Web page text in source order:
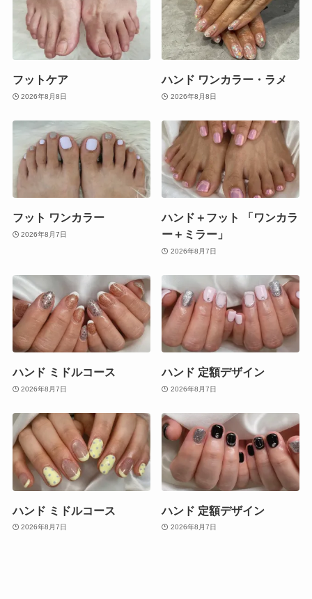
フットケア
2026年8月8日
ハンド ワンカラー・ラメ
2026年8月8日
フット ワンカラー
2026年8月7日
ハンド＋フット 「ワンカラ
ー＋ミラー」
2026年8月7日
ハンド ミドルコース
2026年8月7日
ハンド 定額デザイン
2026年8月7日
ハンド ミドルコース
2026年8月7日
ハンド 定額デザイン
2026年8月7日